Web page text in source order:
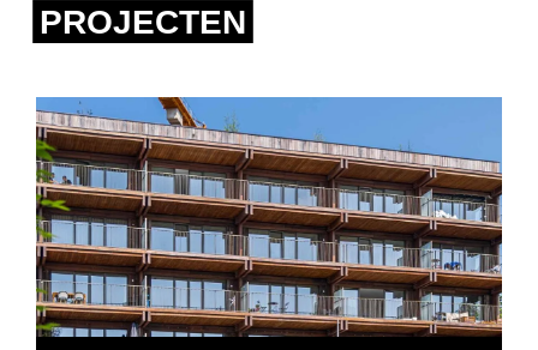
PROJECTEN